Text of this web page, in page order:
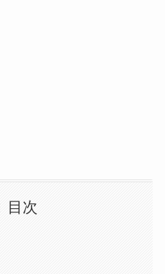
目次